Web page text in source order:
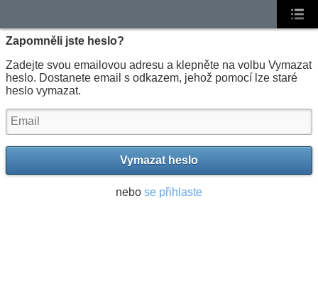
Zapomněli jste heslo?
Zadejte svou emailovou adresu a klepněte na volbu Vymazat
heslo. Dostanete email s odkazem, jehož pomocí lze staré
heslo vymazat.
Vymazat heslo
nebo se přihlaste